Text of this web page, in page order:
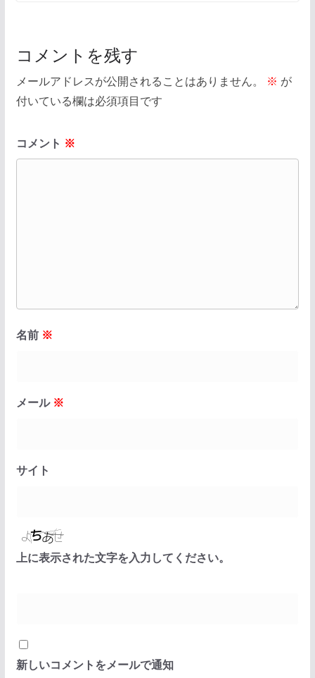
コメントを残す
メールアドレスが公開されることはありません。 ※ が
付いている欄は必須項目です
コメント ※
名前 ※
メール ※
サイト
上に表示された文字を入力してください。
新しいコメントをメールで通知